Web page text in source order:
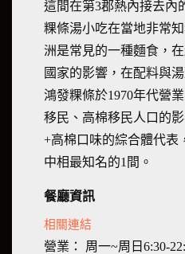
這間在第3郡熱內接去內
粿條湯小吃在當地非常
洲是常見的一種麵食，
國家的影響，在配料與
鴻發粿條於1970年代營
移民、高棉移民人口的
+高棉口味的綜合體代表
中相最知名的1間。
餐廳資訊
相關連結
營業： 周一~周日6:30-